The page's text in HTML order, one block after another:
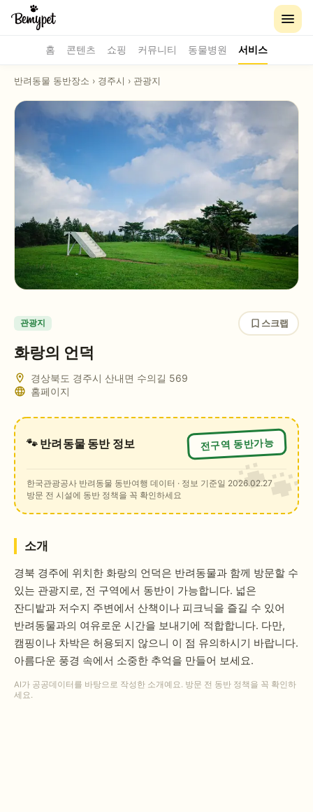
홈 콘텐츠 쇼핑 커뮤니티 동물병원 서비스
반려동물 동반장소 › 경주시 › 관광지
관광지 스크랩
화랑의 언덕
경상북도 경주시 산내면 수의길 569
홈페이지
🐾 반려동물 동반 정보 전구역 동반가능
한국관광공사 반려동물 동반여행 데이터 · 정보 기준일 2026.02.27
방문 전 시설에 동반 정책을 꼭 확인하세요
소개
경북 경주에 위치한 화랑의 언덕은 반려동물과 함께 방문할 수
있는 관광지로, 전 구역에서 동반이 가능합니다. 넓은
잔디밭과 저수지 주변에서 산책이나 피크닉을 즐길 수 있어
반려동물과의 여유로운 시간을 보내기에 적합합니다. 다만,
캠핑이나 차박은 허용되지 않으니 이 점 유의하시기 바랍니다.
아름다운 풍경 속에서 소중한 추억을 만들어 보세요.
AI가 공공데이터를 바탕으로 작성한 소개예요. 방문 전 동반 정책을 꼭 확인하
세요.